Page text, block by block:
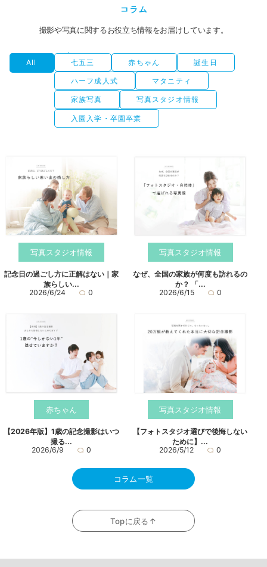
コラム
撮影や写真に関するお役立ち情報をお届けしています。
All 七五三 赤ちゃん 誕生日
ハーフ成人式 マタニティ
家族写真 写真スタジオ情報
入園入学・卒園卒業
写真スタジオ情報
記念日の過ごし方に正解はない｜家
族らしい...
2026/6/24
0
写真スタジオ情報
なぜ、全国の家族が何度も訪れるの
か？ 「...
2026/6/15
0
赤ちゃん
【2026年版】1歳の記念撮影はいつ
撮る...
2026/6/9
0
写真スタジオ情報
【フォトスタジオ選びで後悔しない
ために】...
2026/5/12
0
コラム一覧
Topに戻る↑